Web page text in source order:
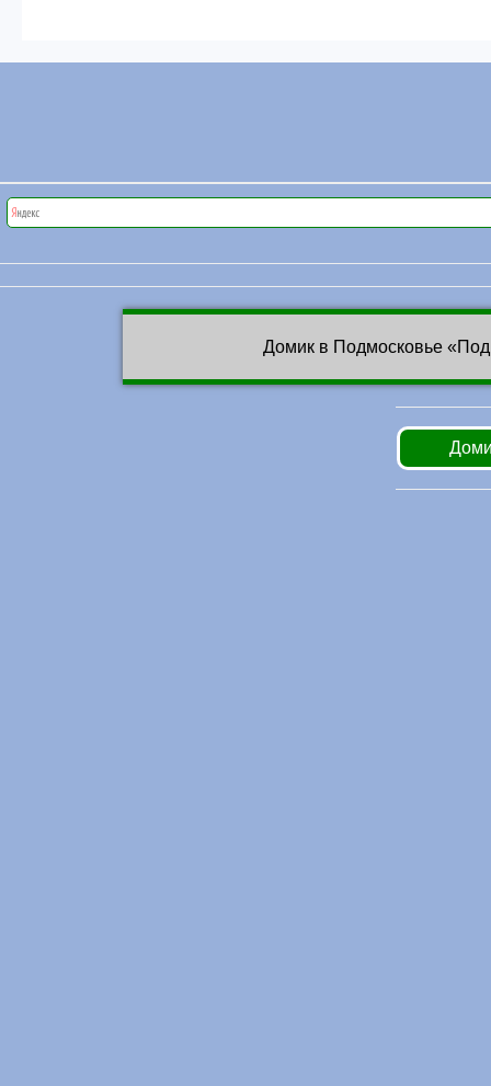
Домик в Подмосковье